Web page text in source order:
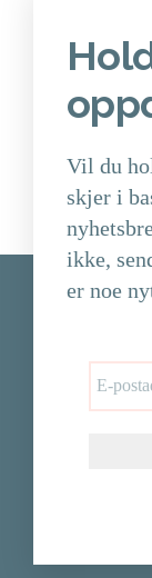
Vil du
skjer i
ikke,
er noe